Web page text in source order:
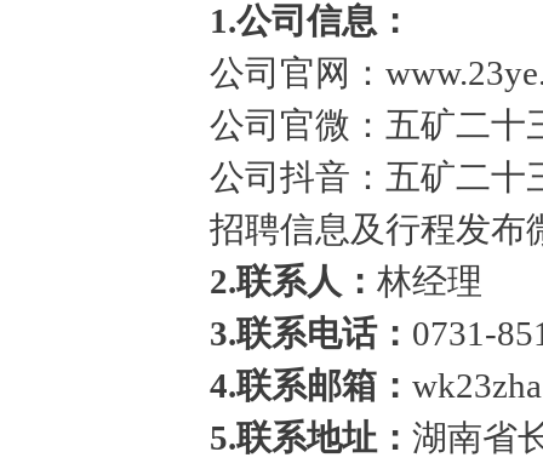
1.公司信息：
公司官网：
公司官微：五矿二十
公司抖音：五矿二十
招聘信息及行程发布
2.联系人： 林经理
3.联系电话： 0731-
4.联系邮箱：
5.联系地址： 湖南省